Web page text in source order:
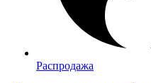
Распродажа